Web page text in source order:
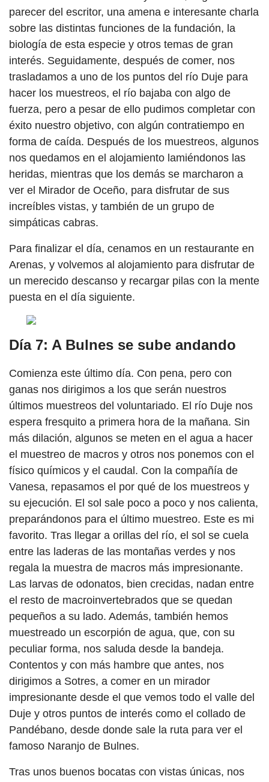
parecer del escritor, una amena e interesante charla
sobre las distintas funciones de la fundación, la
biología de esta especie y otros temas de gran
interés. Seguidamente, después de comer, nos
trasladamos a uno de los puntos del río Duje para
hacer los muestreos, el río bajaba con algo de
fuerza, pero a pesar de ello pudimos completar con
éxito nuestro objetivo, con algún contratiempo en
forma de caída. Después de los muestreos, algunos
nos quedamos en el alojamiento lamiéndonos las
heridas, mientras que los demás se marcharon a
ver el Mirador de Oceño, para disfrutar de sus
increíbles vistas, y también de un grupo de
simpáticas cabras.
Para finalizar el día, cenamos en un restaurante en
Arenas, y volvemos al alojamiento para disfrutar de
un merecido descanso y recargar pilas con la mente
puesta en el día siguiente.
Día 7: A Bulnes se sube andando
Comienza este último día. Con pena, pero con
ganas nos dirigimos a los que serán nuestros
últimos muestreos del voluntariado. El río Duje nos
espera fresquito a primera hora de la mañana. Sin
más dilación, algunos se meten en el agua a hacer
el muestreo de macros y otros nos ponemos con el
físico químicos y el caudal. Con la compañía de
Vanesa, repasamos el por qué de los muestreos y
su ejecución. El sol sale poco a poco y nos calienta,
preparándonos para el último muestreo. Este es mi
favorito. Tras llegar a orillas del río, el sol se cuela
entre las laderas de las montañas verdes y nos
regala la muestra de macros más impresionante.
Las larvas de odonatos, bien crecidas, nadan entre
el resto de macroinvertebrados que se quedan
pequeños a su lado. Además, también hemos
muestreado un escorpión de agua, que, con su
peculiar forma, nos saluda desde la bandeja.
Contentos y con más hambre que antes, nos
dirigimos a Sotres, a comer en un mirador
impresionante desde el que vemos todo el valle del
Duje y otros puntos de interés como el collado de
Pandébano, desde donde sale la ruta para ver el
famoso Naranjo de Bulnes.
Tras unos buenos bocatas con vistas únicas, nos